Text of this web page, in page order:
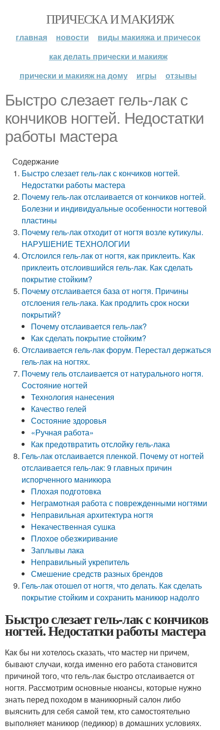
ПРИЧЕСКА И МАКИЯЖ
главная новости
виды макияжа и причесок
как делать прически и макияж
прически и макияж на дому
игры отзывы
Быстро слезает гель-лак с
кончиков ногтей. Недостатки
работы мастера
Содержание
Быстро слезает гель-лак с кончиков ногтей.
Недостатки работы мастера
Почему гель-лак отслаивается от кончиков ногтей.
Болезни и индивидуальные особенности ногтевой
пластины
Почему гель-лак отходит от ногтя возле кутикулы.
НАРУШЕНИЕ ТЕХНОЛОГИИ
Отслоился гель-лак от ногтя, как приклеить. Как
приклеить отслоившийся гель-лак. Как сделать
покрытие стойким?
Почему отслаивается база от ногтя. Причины
отслоения гель-лака. Как продлить срок носки
покрытий?
Почему отслаивается гель-лак?
Как сделать покрытие стойким?
Отслаивается гель-лак форум. Перестал держаться
гель-лак на ногтях.
Почему гель отслаивается от натурального ногтя.
Состояние ногтей
Технология нанесения
Качество гелей
Состояние здоровья
«Ручная работа»
Как предотвратить отслойку гель-лака
Гель-лак отслаивается пленкой. Почему от ногтей
отслаивается гель-лак: 9 главных причин
испорченного маникюра
Плохая подготовка
Неграмотная работа с поврежденными ногтями
Неправильная архитектура ногтя
Некачественная сушка
Плохое обезжиривание
Заплывы лака
Неправильный укрепитель
Смешение средств разных брендов
Гель-лак отошел от ногтя, что делать. Как сделать
покрытие стойким и сохранить маникюр надолго
Быстро слезает гель-лак с кончиков
ногтей. Недостатки работы мастера
Как бы ни хотелось сказать, что мастер ни причем,
бывают случаи, когда именно его работа становится
причиной того, что гель-лак быстро отслаивается от
ногтя. Рассмотрим основные нюансы, которые нужно
знать перед походом в маникюрный салон либо
выяснить для себя самой тем, кто самостоятельно
выполняет маникюр (педикюр) в домашних условиях.